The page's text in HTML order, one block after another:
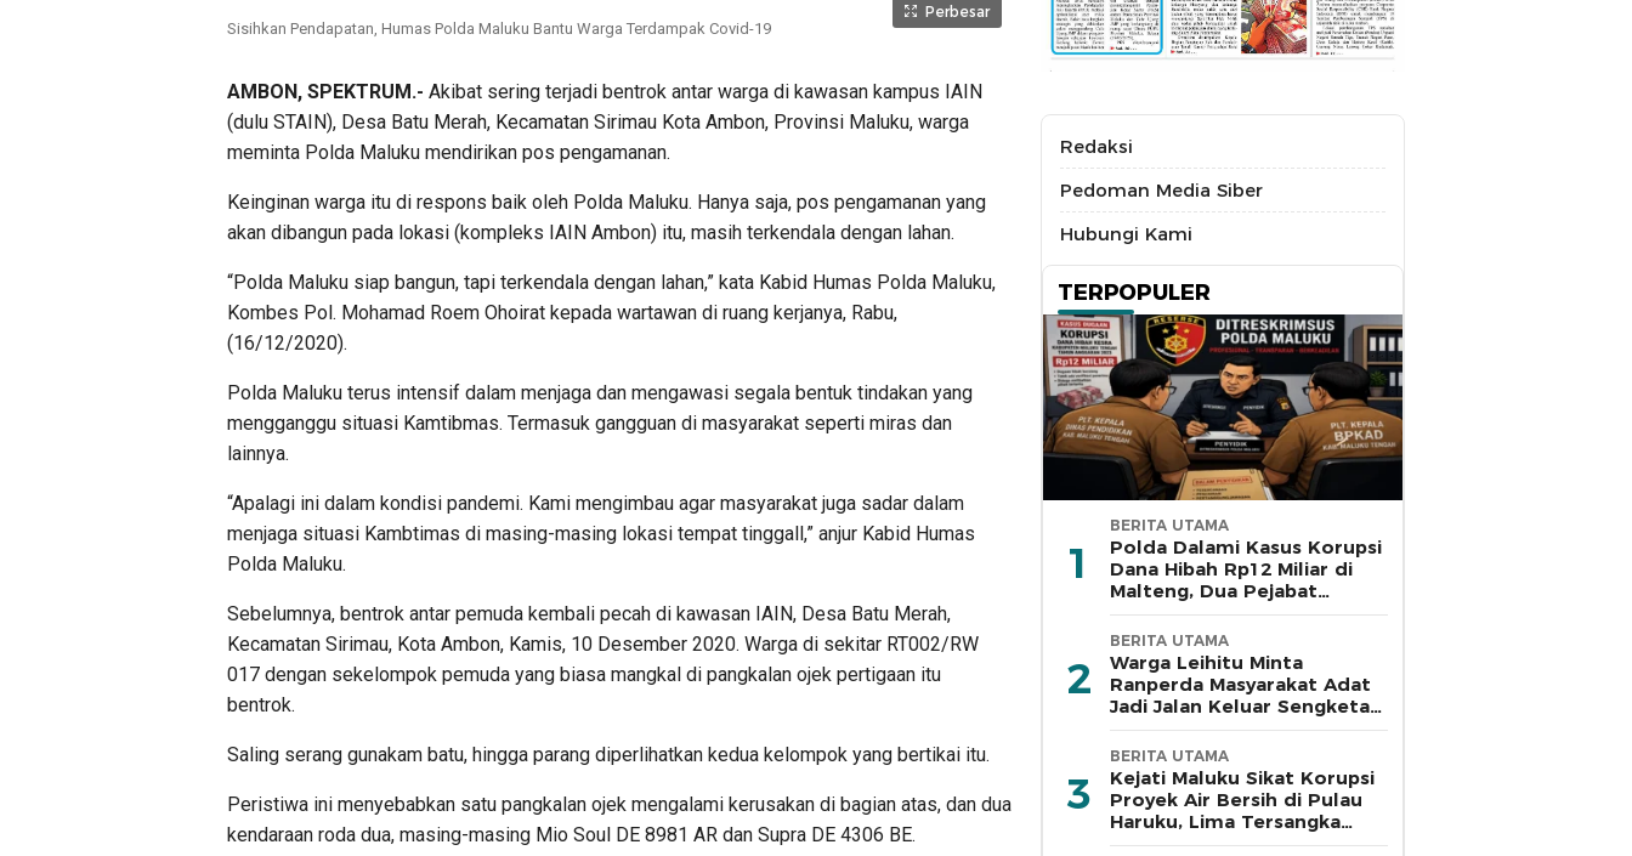
Perbesar
Sisihkan Pendapatan, Humas Polda Maluku Bantu Warga Terdampak Covid-19
AMBON, SPEKTRUM.- Akibat sering terjadi bentrok antar warga di kawasan kampus IAIN
(dulu STAIN), Desa Batu Merah, Kecamatan Sirimau Kota Ambon, Provinsi Maluku, warga
meminta Polda Maluku mendirikan pos pengamanan.
Keinginan warga itu di respons baik oleh Polda Maluku. Hanya saja, pos pengamanan yang
akan dibangun pada lokasi (kompleks IAIN Ambon) itu, masih terkendala dengan lahan.
“Polda Maluku siap bangun, tapi terkendala dengan lahan,” kata Kabid Humas Polda Maluku,
Kombes Pol. Mohamad Roem Ohoirat kepada wartawan di ruang kerjanya, Rabu,
(16/12/2020).
Polda Maluku terus intensif dalam menjaga dan mengawasi segala bentuk tindakan yang
mengganggu situasi Kamtibmas. Termasuk gangguan di masyarakat seperti miras dan
lainnya.
“Apalagi ini dalam kondisi pandemi. Kami mengimbau agar masyarakat juga sadar dalam
menjaga situasi Kambtimas di masing-masing lokasi tempat tinggall,” anjur Kabid Humas
Polda Maluku.
Sebelumnya, bentrok antar pemuda kembali pecah di kawasan IAIN, Desa Batu Merah,
Kecamatan Sirimau, Kota Ambon, Kamis, 10 Desember 2020. Warga di sekitar RT002/RW
017 dengan sekelompok pemuda yang biasa mangkal di pangkalan ojek pertigaan itu
bentrok.
Saling serang gunakam batu, hingga parang diperlihatkan kedua kelompok yang bertikai itu.
Peristiwa ini menyebabkan satu pangkalan ojek mengalami kerusakan di bagian atas, dan dua
kendaraan roda dua, masing-masing Mio Soul DE 8981 AR dan Supra DE 4306 BE.
Redaksi
Pedoman Media Siber
Hubungi Kami
TERPOPULER
1
BERITA UTAMA
Polda Dalami Kasus Korupsi
Dana Hibah Rp12 Miliar di
Malteng, Dua Pejabat
Pemkab Diperiksa
2
BERITA UTAMA
Warga Leihitu Minta
Ranperda Masyarakat Adat
Jadi Jalan Keluar Sengketa
Enam Dusun Tanjung Sial
3
BERITA UTAMA
Kejati Maluku Sikat Korupsi
Proyek Air Bersih di Pulau
Haruku, Lima Tersangka
Ditahan